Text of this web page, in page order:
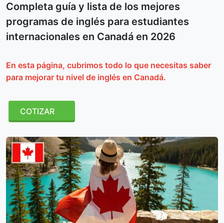
Completa guía y lista de los mejores
programas de inglés para estudiantes
internacionales en Canadá en 2026
En esta página, cubrimos todo lo que necesitas saber
para mejorar tu nivel de inglés en Canadá.
COTIZAR